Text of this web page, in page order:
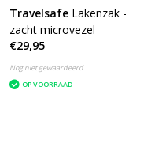
Travelsafe Lakenzak -
zacht microvezel
€29,95
Nog niet gewaardeerd
OP VOORRAAD